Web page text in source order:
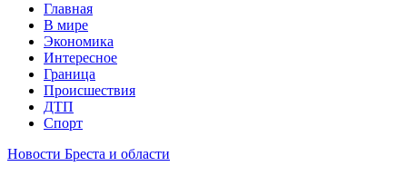
Главная
В мире
Экономика
Интересное
Граница
Происшествия
ДТП
Спорт
Новости Бреста и области